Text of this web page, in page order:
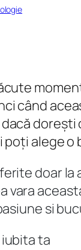
când
alege o
doar la
vara
si
ta